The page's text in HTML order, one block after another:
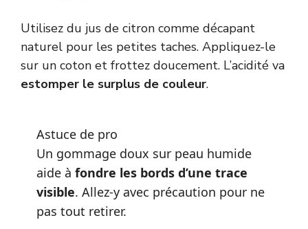
Utilisez du jus de citron comme décapant
naturel pour les petites taches. Appliquez-le
sur un coton et frottez doucement. L’acidité va
estomper le surplus de couleur.
Astuce de pro
Un gommage doux sur peau humide
aide à fondre les bords d’une trace
visible. Allez-y avec précaution pour ne
pas tout retirer.